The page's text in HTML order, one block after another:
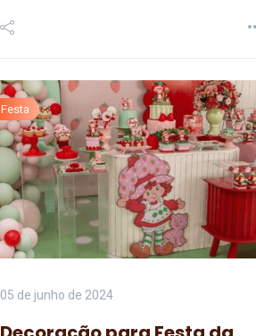
Festa
05 de junho de 2024